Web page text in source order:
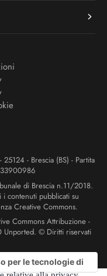
- Brescia (BS) - Partita
di Brescia n.11/2018.
i contenuti pubblicati su
Creative Commons.
Commons Attribuzione -
Unported. © Diritti riservati
per le tecnologie di